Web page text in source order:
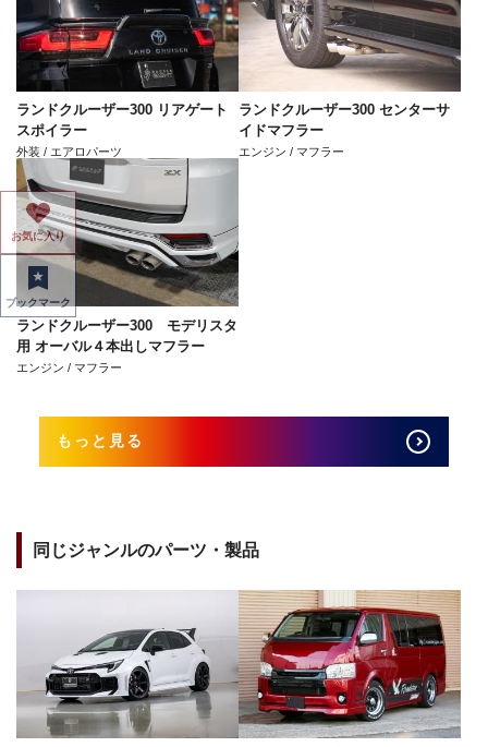
ランドクルーザー300 リアゲート
スポイラー
外装 / エアロパーツ
ランドクルーザー300 センターサ
イドマフラー
エンジン / マフラー
ランドクルーザー300 モデリスタ
用 オーバル４本出しマフラー
エンジン / マフラー
もっと見る
同じジャンルのパーツ・製品
お気に入り
ブックマーク